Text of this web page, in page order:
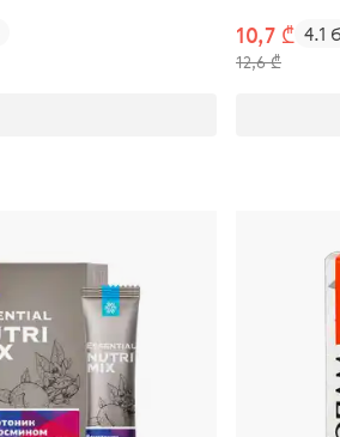
10,7 ₾
12,6 ₾
4.1 б